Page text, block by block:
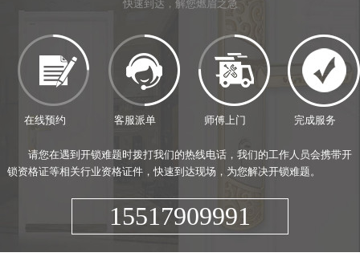
快速到达，解您燃眉之急
在线预约 客服派单 师傅上门 完成服务
请您在遇到开锁难题时拨打我们的热线电话，我们的工作人员会携带开
锁资格证等相关行业资格证件，快速到达现场，为您解决开锁难题。
15517909991